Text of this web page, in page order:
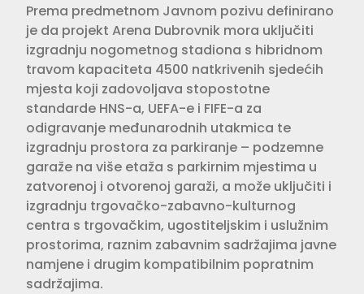
Prema predmetnom Javnom pozivu definirano
je da projekt Arena Dubrovnik mora uključiti
izgradnju nogometnog stadiona s hibridnom
travom kapaciteta 4500 natkrivenih sjedećih
mjesta koji zadovoljava stopostotne
standarde HNS-a, UEFA-e i FIFE-a za
odigravanje međunarodnih utakmica te
izgradnju prostora za parkiranje – podzemne
garaže na više etaža s parkirnim mjestima u
zatvorenoj i otvorenoj garaži, a može uključiti i
izgradnju trgovačko-zabavno-kulturnog
centra s trgovačkim, ugostiteljskim i uslužnim
prostorima, raznim zabavnim sadržajima javne
namjene i drugim kompatibilnim popratnim
sadržajima.